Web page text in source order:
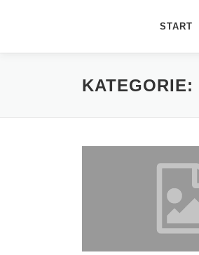
START
KATEGORIE: